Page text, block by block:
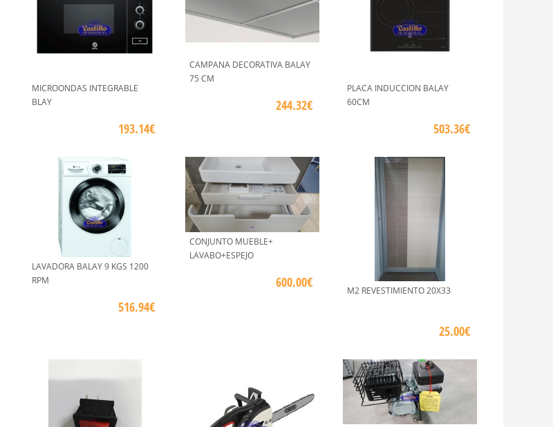
MICROONDAS INTEGRABLE
BLAY
193.14€
CAMPANA DECORATIVA BALAY
75 CM
244.32€
PLACA INDUCCION BALAY
60CM
503.36€
LAVADORA BALAY 9 KGS 1200
RPM
516.94€
CONJUNTO MUEBLE+
LAVABO+ESPEJO
600.00€
M2 REVESTIMIENTO 20X33
25.00€